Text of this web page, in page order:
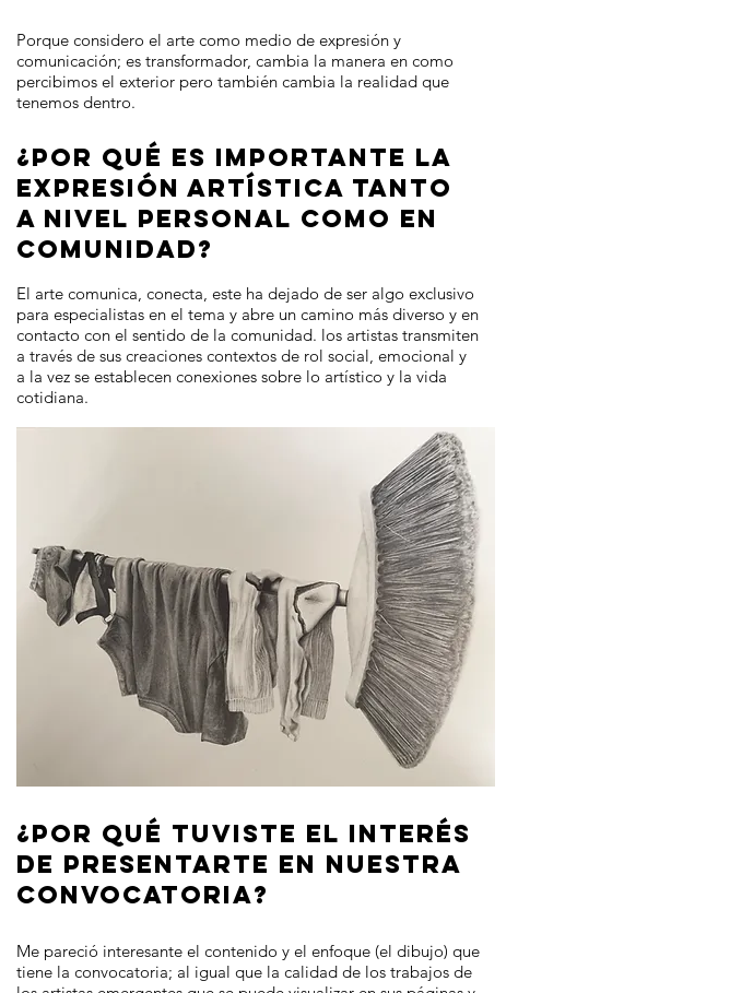
Porque considero el arte como medio de expresión y
comunicación; es transformador, cambia la manera en como
percibimos el exterior pero también cambia la realidad que
tenemos dentro.
¿POR QUÉ ES IMPORTANTE LA
EXPRESIÓN ARTÍSTICA TANTO
A NIVEL PERSONAL COMO EN
COMUNIDAD?
El arte comunica, conecta, este ha dejado de ser algo exclusivo
para especialistas en el tema y abre un camino más diverso y en
contacto con el sentido de la comunidad. los artistas transmiten
a través de sus creaciones contextos de rol social, emocional y
a la vez se establecen conexiones sobre lo artístico y la vida
cotidiana.
¿POR QUÉ TUVISTE EL INTERÉS
DE PRESENTARTE EN NUESTRA
CONVOCATORIA?
Me pareció interesante el contenido y el enfoque (el dibujo) que
tiene la convocatoria; al igual que la calidad de los trabajos de